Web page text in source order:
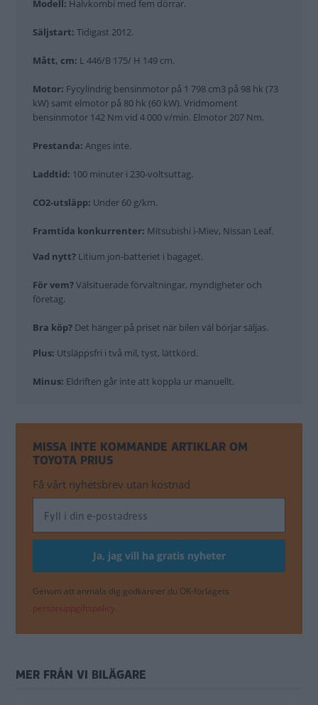
Modell: Halvkombi med fem dörrar.
Säljstart: Tidigast 2012.
Mått, cm: L 446/B 175/ H 149 cm.
Motor: Fycylindrig bensinmotor på 1 798 cm3 på 98 hk (73
kW) samt elmotor på 80 hk (60 kW). Vridmoment
bensinmotor 142 Nm vid 4 000 v/min. Elmotor 207 Nm.
Prestanda: Anges inte.
Laddtid: 100 minuter i 230-voltsuttag.
CO2-utsläpp: Under 60 g/km.
Framtida konkurrenter: Mitsubishi i-Miev, Nissan Leaf.
Vad nytt? Litium jon-batteriet i bagaget.
För vem?Välsituerade förvaltningar, myndigheter och
företag.
Bra köp? Det hänger på priset när bilen väl börjar säljas.
Plus: Utsläppsfri i två mil, tyst, lättkörd.
Minus: Eldriften går inte att koppla ur manuellt.
MISSA INTE KOMMANDE ARTIKLAR OM
TOYOTA PRIUS
Få vårt nyhetsbrev utan kostnad
Genom att anmäla dig godkänner du OK-förlagets
personuppgiftspolicy.
MER FRÅN VI BILÄGARE